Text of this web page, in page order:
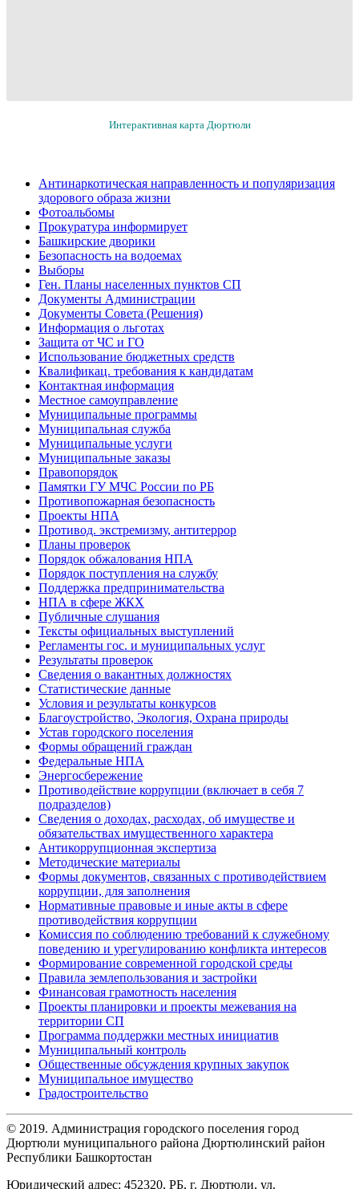
Интерактивная карта Дюртюли
Антинаркотическая направленность и популяризация
здорового образа жизни
Фотоальбомы
Прокуратура информирует
Башкирские дворики
Безопасность на водоемах
Выборы
Ген. Планы населенных пунктов СП
Документы Администрации
Документы Совета (Решения)
Информация о льготах
Защита от ЧС и ГО
Использование бюджетных средств
Квалификац. требования к кандидатам
Контактная информация
Местное самоуправление
Муниципальные программы
Муниципальная служба
Муниципальные услуги
Муниципальные заказы
Правопорядок
Памятки ГУ МЧС России по РБ
Противопожарная безопасность
Проекты НПА
Противод. экстремизму, антитеррор
Планы проверок
Порядок обжалования НПА
Порядок поступления на службу
Поддержка предпринимательства
НПА в сфере ЖКХ
Публичные слушания
Тексты официальных выступлений
Регламенты гос. и муниципальных услуг
Результаты проверок
Сведения о вакантных должностях
Статистические данные
Условия и результаты конкурсов
Благоустройство, Экология, Охрана природы
Устав городского поселения
Формы обращений граждан
Федеральные НПА
Энергосбережение
Противодействие коррупции (включает в себя 7
подразделов)
Сведения о доходах, расходах, об имуществе и
обязательствах имущественного характера
Антикоррупционная экспертиза
Методические материалы
Формы документов, связанных с противодействием
коррупции, для заполнения
Нормативные правовые и иные акты в сфере
противодействия коррупции
Комиссия по соблюдению требований к служебному
поведению и урегулированию конфликта интересов
Формирование современной городской среды
Правила землепользования и застройки
Финансовая грамотность населения
Проекты планировки и проекты межевания на
территории СП
Программа поддержки местных инициатив
Муниципальный контроль
Общественные обсуждения крупных закупок
Муниципальное имущество
Градостроительство
© 2019. Администрация городского поселения город
Дюртюли муниципального района Дюртюлинский район
Республики Башкортостан
Юридический адрес: 452320, РБ, г. Дюртюли, ул.